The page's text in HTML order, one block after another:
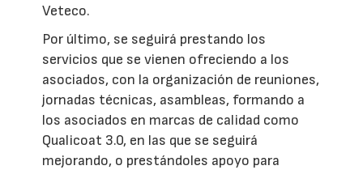
Veteco.
Por último, se seguirá prestando los
servicios que se vienen ofreciendo a los
asociados, con la organización de reuniones,
jornadas técnicas, asambleas, formando a
los asociados en marcas de calidad como
Qualicoat 3.0, en las que se seguirá
mejorando, o prestándoles apoyo para